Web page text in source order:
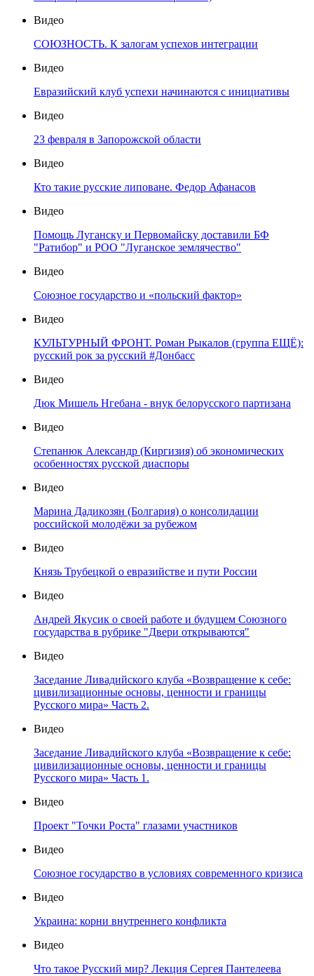
Видео
СОЮЗНОСТЬ. К залогам успехов интеграции
Видео
Евразийский клуб успехи начинаются с инициативы
Видео
23 февраля в Запорожской области
Видео
Кто такие русские липоване. Федор Афанасов
Видео
Помощь Луганску и Первомайску доставили БФ
"Ратибор" и РОО "Луганское землячество"
Видео
Союзное государство и «польский фактор»
Видео
КУЛЬТУРНЫЙ ФРОНТ. Роман Рыкалов (группа ЕЩЁ):
русский рок за русский #Донбасс
Видео
Дюк Мишель Нгебана - внук белорусского партизана
Видео
Степанюк Александр (Киргизия) об экономических
особенностях русской диаспоры
Видео
Марина Дадикозян (Болгария) о консолидации
российской молодёжи за рубежом
Видео
Князь Трубецкой о евразийстве и пути России
Видео
Андрей Якусик о своей работе и будущем Союзного
государства в рубрике "Двери открываются"
Видео
Заседание Ливадийского клуба «Возвращение к себе:
цивилизационные основы, ценности и границы
Русского мира» Часть 2.
Видео
Заседание Ливадийского клуба «Возвращение к себе:
цивилизационные основы, ценности и границы
Русского мира» Часть 1.
Видео
Проект "Точки Роста" глазами участников
Видео
Союзное государство в условиях современного кризиса
Видео
Украина: корни внутреннего конфликта
Видео
Что такое Русский мир? Лекция Сергея Пантелеева